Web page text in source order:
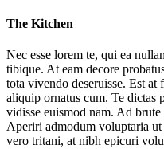
The Kitchen
Nec esse lorem te, qui ea
tibique. At eam decore
tota vivendo deseruisse. Est
aliquip ornatus cum. Te dictas
vidisse euismod nam. Ad
Aperiri admodum voluptaria
vero tritani, at nibh epicuri